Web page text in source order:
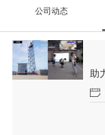
公司动态